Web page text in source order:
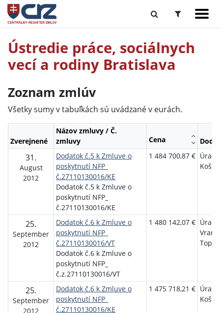
Ústredie práce, sociálnych
vecí a rodiny Bratislava
Zoznam zmlúv
Všetky sumy v tabuľkách sú uvádzané v eurách.
Zverejnené
Názov zmluvy / Č.
zmluvy
Cena
31.
August
2012
Dodatok č.5 k Zmluve o
poskytnutí NFP_
č.27110130016/KE
Dodatok č.5 k Zmluve o
poskytnutí NFP_
č.27110130016/KE
1 484 700,87 € Úrad
25.
September
2012
Dodatok č.6 k Zmluve o
poskytnutí NFP_
č.27110130016/VT
Dodatok č.6 k Zmluve o
poskytnutí NFP_
č.z.27110130016/VT
1 480 142,07 € Úrad
25.
September
2012
Dodatok č.6 k Zmluve o
poskytnutí NFP_
č.27110130016/KE
1 475 718,21 € Úrad